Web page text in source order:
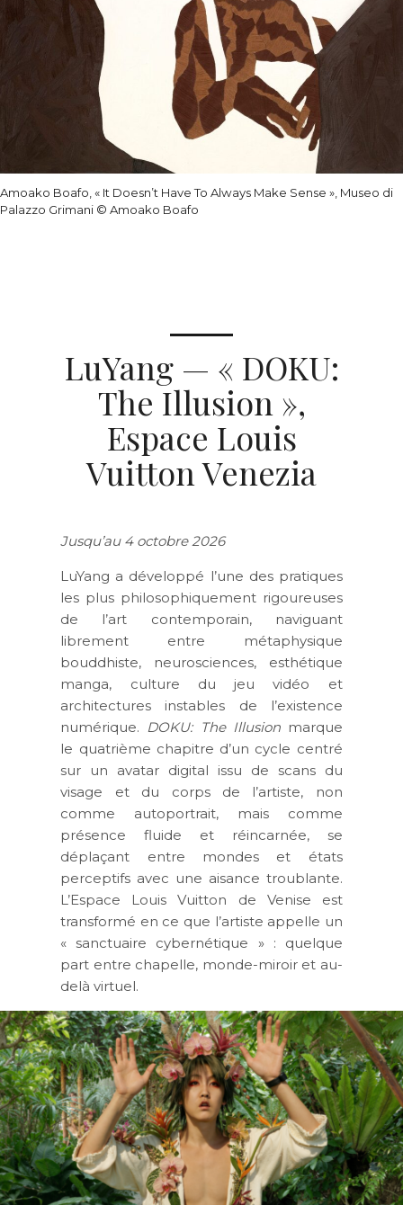
Amoako Boafo, « It Doesn’t Have To Always Make Sense », Museo di
Palazzo Grimani © Amoako Boafo
LuYang — « DOKU:
The Illusion »,
Espace Louis
Vuitton Venezia
Jusqu’au 4 octobre 2026
LuYang a développé l’une des pratiques
les plus philosophiquement rigoureuses
de l’art contemporain, naviguant
librement entre métaphysique
bouddhiste, neurosciences, esthétique
manga, culture du jeu vidéo et
architectures instables de l’existence
numérique. DOKU: The Illusionmarque
le quatrième chapitre d’un cycle centré
sur un avatar digital issu de scans du
visage et du corps de l’artiste, non
comme autoportrait, mais comme
présence fluide et réincarnée, se
déplaçant entre mondes et états
perceptifs avec une aisance troublante.
L’Espace Louis Vuitton de Venise est
transformé en ce que l’artiste appelle un
« sanctuaire cybernétique » : quelque
part entre chapelle, monde-miroir et au-
delà virtuel.